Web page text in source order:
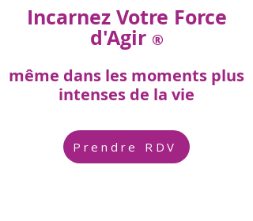
Incarnez Votre Force
d'Agir ®
même dans les moments plus
intenses de la vie
Prendre RDV